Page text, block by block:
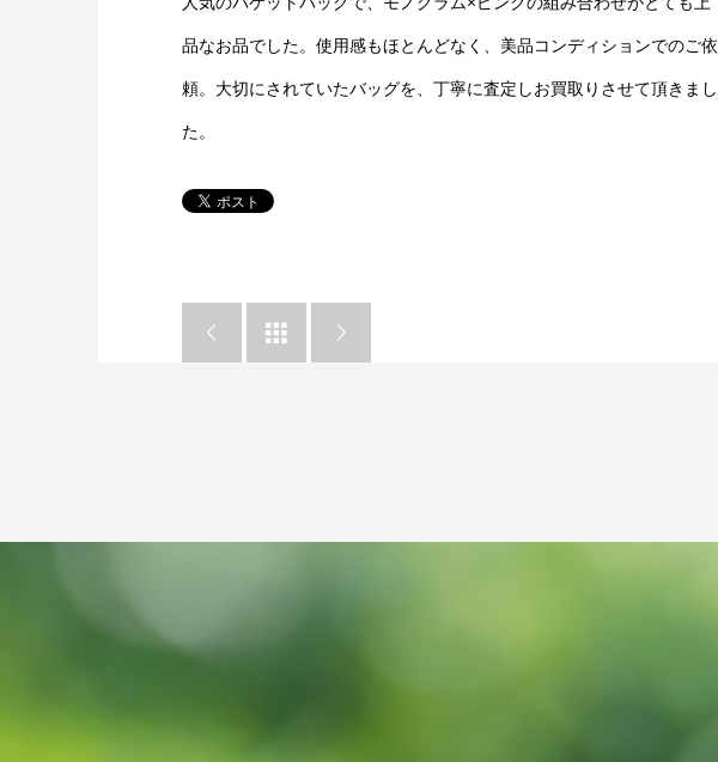
品なお品でした。使用感もほとんどなく、美品コンディションでのご依
頼。大切にされていたバッグを、丁寧に査定しお買取りさせて頂きまし
た。
  